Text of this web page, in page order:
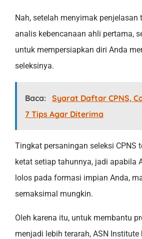
Nah, setelah menyimak penjelasan
analis kebencanaan ahli pertama,
untuk mempersiapkan diri Anda
seleksinya.
Baca: Syarat Daftar CPNS,
7 Tips Agar Diterima
Tingkat persaningan seleksi CPNS
ketat setiap tahunnya, jadi apabila
lolos pada formasi impian Anda,
semaksimal mungkin.
Oleh karena itu, untuk membantu
menjadi lebih terarah, ASN Institute